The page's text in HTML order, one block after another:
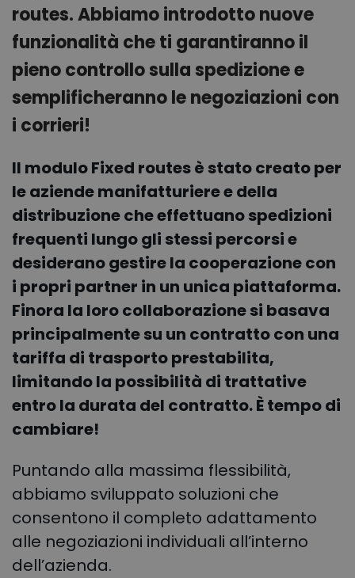
routes. Abbiamo introdotto nuove
funzionalità che ti garantiranno il
pieno controllo sulla spedizione e
semplificheranno le negoziazioni con
i corrieri!
Il modulo Fixed routes è stato creato per
le aziende manifatturiere e della
distribuzione che effettuano spedizioni
frequenti lungo gli stessi percorsi e
desiderano gestire la cooperazione con
i propri partner in un unica piattaforma.
Finora la loro collaborazione si basava
principalmente su un contratto con una
tariffa di trasporto prestabilita,
limitando la possibilità di trattative
entro la durata del contratto. È tempo di
cambiare!
Puntando alla massima flessibilità,
abbiamo sviluppato soluzioni che
consentono il completo adattamento
alle negoziazioni individuali all’interno
dell’azienda.